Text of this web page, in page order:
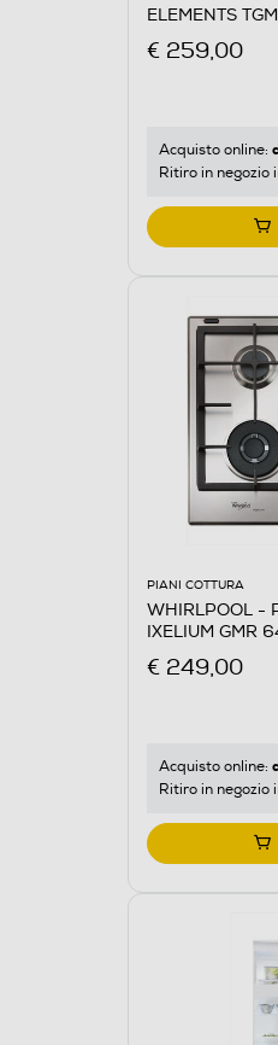
ELEMENTS
€ 259,00
Acquisto online:
Ritiro in negozio
PIANI COTTURA
WHIRLPOOL -
IXELIUM GMR
€ 249,00
Acquisto online:
Ritiro in negozio